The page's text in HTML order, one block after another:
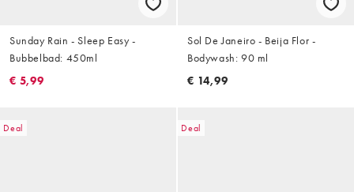
Sunday Rain - Sleep Easy -
Bubbelbad: 450ml
€ 5,99
Sol De Janeiro - Beija Flor -
Bodywash: 90 ml
€ 14,99
Deal Deal